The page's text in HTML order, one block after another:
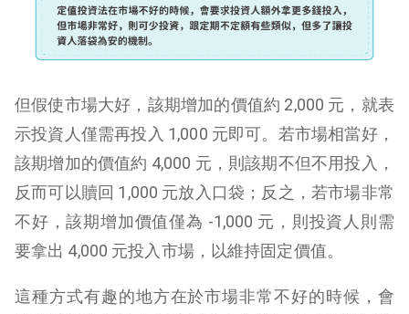
但假使市場大好，該期增加的價值約 2,000 元，就表
示投資人僅需再投入 1,000 元即可。若市場相當好，
該期增加的價值約 4,000 元，則該期不但不用投入，
反而可以贖回 1,000 元放入口袋； 反之，若市場非常
不好，該期增加價值僅為 -1,000 元，則投資人則需
要拿出 4,000 元投入市場，以維持固定價值。
這種方式有趣的地方在於市場非常不好的時候，會